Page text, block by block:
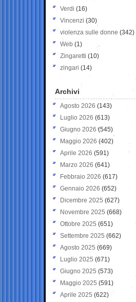
Verdi (16)
Vincenzi (30)
violenza sulle donne (342)
Web (1)
Zingaretti (10)
zingari (14)
Archivi
Agosto 2026 (143)
Luglio 2026 (613)
Giugno 2026 (545)
Maggio 2026 (402)
Aprile 2026 (591)
Marzo 2026 (641)
Febbraio 2026 (617)
Gennaio 2026 (652)
Dicembre 2025 (627)
Novembre 2025 (668)
Ottobre 2025 (651)
Settembre 2025 (662)
Agosto 2025 (669)
Luglio 2025 (671)
Giugno 2025 (573)
Maggio 2025 (591)
Aprile 2025 (622)